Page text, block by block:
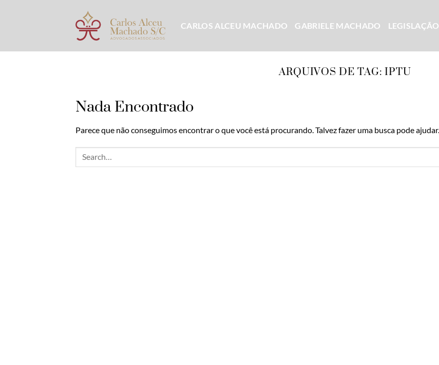
CARLOS ALCEU MACHADO GABRIELE MACHADO LEGISLAÇÃO
ARQUIVOS DE TAG:IPTU
Nada Encontrado
Parece que não conseguimos encontrar o que você está procurando. Talvez fazer uma busca pode ajudar.